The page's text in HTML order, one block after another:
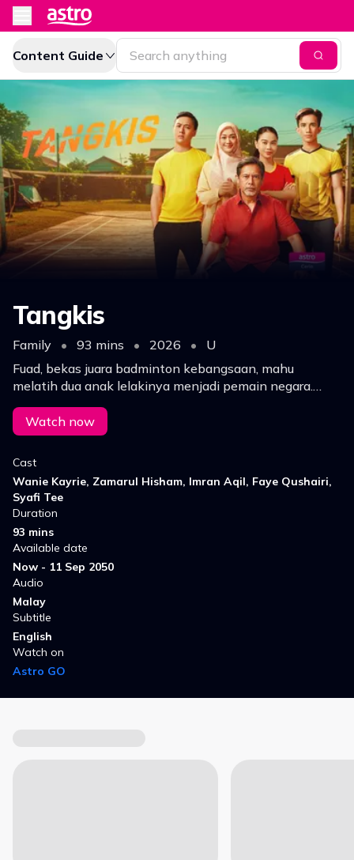
Content Guide
Tangkis
Family • 93 mins • 2026 •
U
Fuad, bekas juara badminton kebangsaan, mahu
melatih dua anak lelakinya menjadi pemain negara.
Namun anak perempuannya, Sara, mencabar
kewibawaannya sebagai jurulatih dan keluarga.
Watch now
Cast
Wanie Kayrie, Zamarul Hisham, Imran Aqil, Faye Qushairi,
Syafi Tee
Duration
93 mins
Available date
Now - 11 Sep 2050
Audio
Malay
Subtitle
English
Watch on
Astro GO